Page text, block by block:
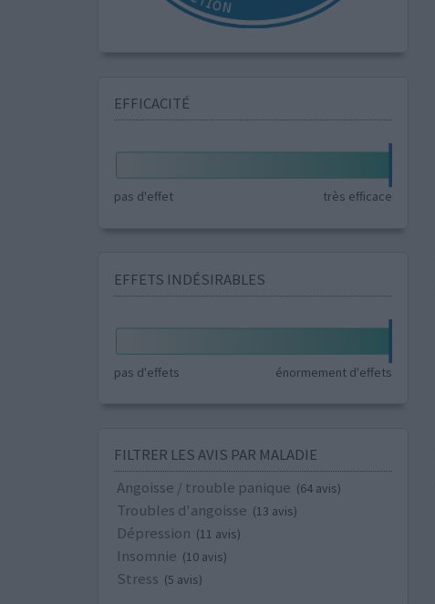
EFFICACITÉ
pas d'effet très efficace
EFFETS INDÉSIRABLES
pas d'effets énormement d'effets
FILTRER LES AVIS PAR MALADIE
Angoisse / trouble panique (64 avis)
Troubles d'angoisse (13 avis)
Dépression (11 avis)
Insomnie (10 avis)
Stress (5 avis)